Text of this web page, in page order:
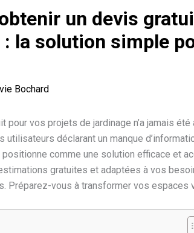
un devis
la solution simple
Bochard
pour vos projets de jardinage n’a jamais
utilisateurs déclarant un manque
comme une solution efficace et
gratuites et adaptées à vos
Préparez-vous à transformer vos espaces